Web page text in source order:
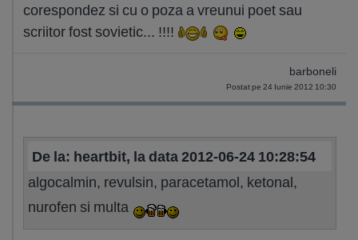
corespondez si cu o poza a vreunui poet sau
scriitor fost sovietic... !!!!
barboneli
Postat pe 24 Iunie 2012 10:30
De la: heartbit, la data 2012-06-24 10:28:54
algocalmin, revulsin, paracetamol, ketonal,
nurofen si multa